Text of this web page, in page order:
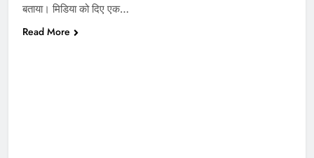
बताया। मिडिया को दिए एक…
Read More